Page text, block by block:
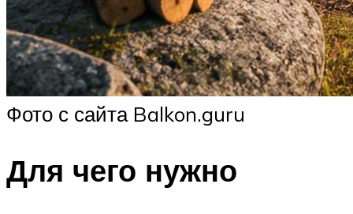
Фото с сайта Balkon.guru
Для чего нужно